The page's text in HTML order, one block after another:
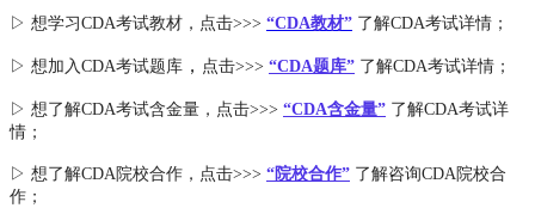
▷ 想学习CDA考试教材，点击>>> “CDA教材” 了解CDA考试详情；
▷ 想加入CDA考试题库 ， 点击>>> “CDA题库” 了解CDA考试详情；
▷ 想了解CDA考试含金量 ，点击>>> “CDA含金量” 了解CDA考试详
情；
▷ 想了解CDA院校合作 ，点击>>> “院校合作” 了解咨询CDA院校合
作；